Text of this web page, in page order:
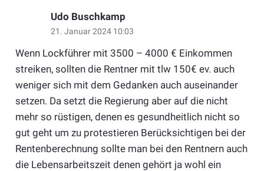
Udo Buschkamp
21. Januar 2024 10:03
Wenn Lockführer mit 3500 – 4000 € Einkommen
streiken, sollten die Rentner mit tlw 150€ ev. auch
weniger sich mit dem Gedanken auch auseinander
setzen. Da setzt die Regierung aber auf die nicht
mehr so rüstigen, denen es gesundheitlich nicht so
gut geht um zu protestieren Berücksichtigen bei der
Rentenberechnung sollte man bei den Rentnern auch
die Lebensarbeitszeit denen gehört ja wohl ein